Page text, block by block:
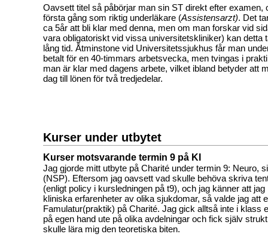
Oavsett titel så påbörjar man sin ST direkt efter examen,
första gång som riktig underläkare (Assistensarzt). Det
ca 5år att bli klar med denna, men om man forskar vid
vara obligatoriskt vid vissa universitetskliniker) kan detta
lång tid. Åtminstone vid Universitetssjukhus får man
betalt för en 40-timmars arbetsvecka, men tvingas i
man är klar med dagens arbete, vilket ibland betyder att
dag till lönen för två tredjedelar.
Kurser under utbytet
Kurser motsvarande termin 9 på KI
Jag gjorde mitt utbyte på Charité under termin 9: Neuro,
(NSP). Eftersom jag oavsett vad skulle behöva skriva
(enligt policy i kursledningen på t9), och jag känner att
kliniska erfarenheter av olika sjukdomar, så valde jag att
Famulatur(praktik) på Charité. Jag gick alltså inte i klass
på egen hand ute på olika avdelningar och fick själv
skulle lära mig den teoretiska biten.